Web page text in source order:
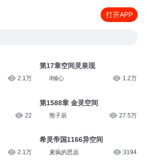
打开APP
2.1万
22
2.1万
第17章空间灵泉现
if倾心 1.2万
第1588章 金灵空间
熊子辰 27.5万
希灵帝国1166异空间
麦疯的思远 3194